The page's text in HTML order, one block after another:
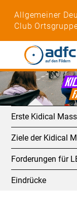
Allgemeiner
Club
Erste Kidical
Ziele der Kidical
Forderungen für
Eindrücke